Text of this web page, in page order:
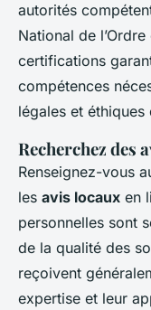
autorités
National de
certifications
compétences
légales et
Recherchez des
Renseignez-vous
les avis locaux en
personnelles sont
de la qualité des
reçoivent
expertise et leur